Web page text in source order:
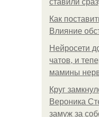
ставили
Как
Влияние
Нейросети
чатов, и
мамины
Круг
Вероника
замуж за